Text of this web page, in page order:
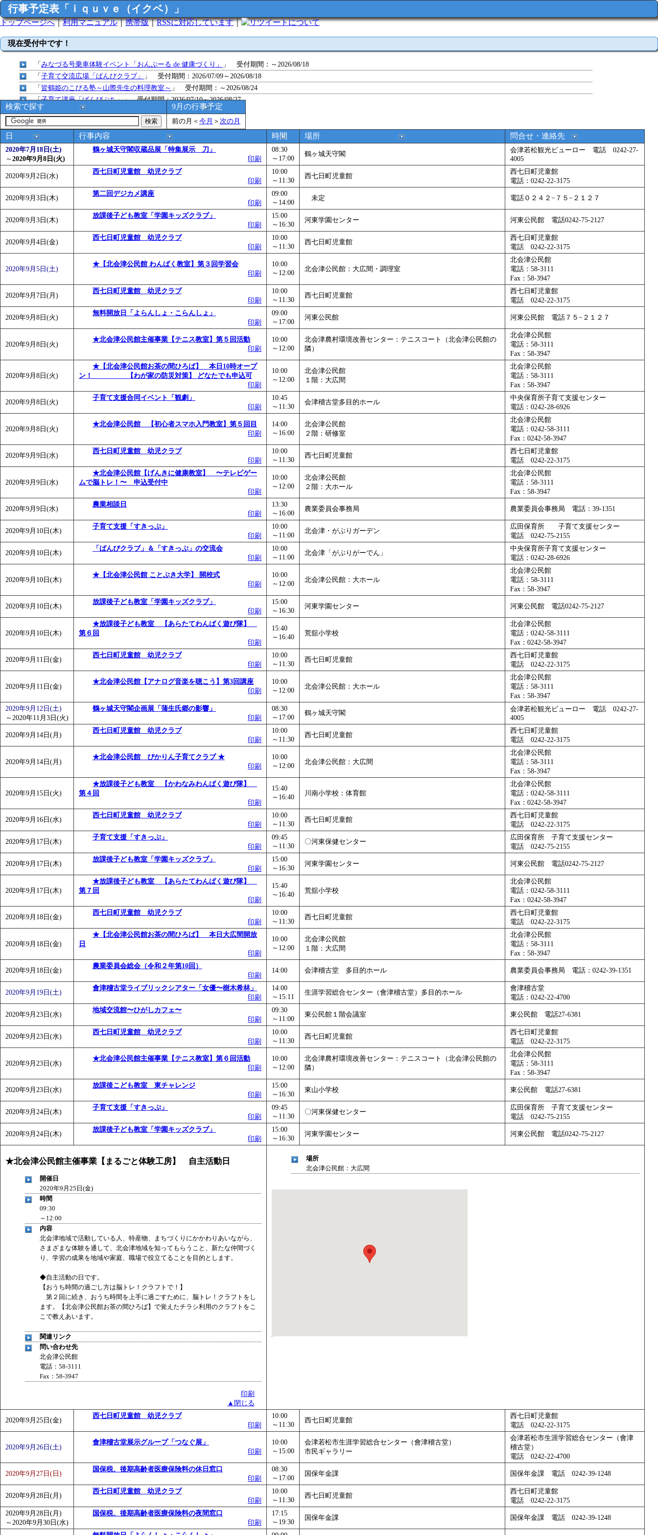
行事予定表「ｉｑｕｖｅ（イクベ）」
トップページへ｜利用マニュアル｜携帯版｜RSSに対応しています｜ について
現在受付中です！
「みなづる号乗車体験イベント「おんぷーる de 健康づくり」
」 受付期間：～2026/08/18
「子育て交流広場「ばんびクラブ」
」 受付期間：2026/07/09～2026/08/18
「皆鶴姫のこびる塾～山際先生の料理教室～ 」 受付期間：～2026/08/24
「子育て講座「ばんびぷち」」 受付期間：2026/07/10～2026/08/27
「 子育て交流広場「ばんびクラブ」
」 受付期間：2026/07/13～2026/08/28
「子育て交流広場「ばんびクラブ」
」 受付期間：2026/08/10～2026/09/01
「
赤ちゃん子育て講座「ばんびぷち」
」 受付期間：2026/08/10～2026/09/07
「赤ちゃん子育て講座「ばんびぷち」」 受付期間：2026/08/10～2026/09/11
「まだまだ暑い！コミプの夏！！第11回 水中レクリエーション 障害物競争でお土産をゲットせよ！」 受付期間：～2026/09/13
皆鶴姫のこびる塾～山際先生の料理教室～」 受付期間：～2026/09/14
「子育て交流広場「ばんびクラブ」
」 受付期間：2026/08/10～2026/09/15
「赤ちゃん交流広場「ばんびぷち」」 受付期間：2026/08/10～2026/09/28
」 受付期間：～2026/09/29
「堂島地区歴史ウオークの参加者を募集します」 受付期間：～2026/09/30
」 受付期間：～2026/11/05
「皆鶴姫のこびる塾～山際先生の料理教室～」 受付期間：～2026/11/30
「みなづる号乗車体験イベント「おんぷーる de 健康づくり」」 受付期間：～2026/12/03
検索で探す 9月の行事予定
前の月 ＜今月 ＞ 次の月
日 行事内容 時間 場所 問合せ・連絡先
2020年7月18日(土)
～2020年9月8日(火)
鶴ヶ城天守閣収蔵品展「特集展示 刀」
印刷
08:30
～17:00
鶴ヶ城天守閣
会津若松観光ビューロー 電話 0242-27-
4005
2020年9月2日(水)
西七日町児童館 幼児クラブ
印刷
10:00
～11:30
西七日町児童館
西七日町児童館
電話：0242-22-3175
2020年9月3日(木)
第二回デジカメ講座
印刷
09:00
～14:00
未定 電話０２４２−７５−２１２７
2020年9月3日(木)
放課後子ども教室「学園キッズクラブ」
印刷
15:00
～16:30
河東学園センター 河東公民館 電話0242-75-2127
2020年9月4日(金)
西七日町児童館 幼児クラブ
印刷
10:00
～11:30
西七日町児童館
西七日町児童館
電話 0242-22-3175
2020年9月5日(土)
★【北会津公民館 わんぱく教室】第３回学習会
印刷
10:00
～12:00
北会津公民館：大広間・調理室
北会津公民館
電話：58-3111
Fax：58-3947
2020年9月7日(月)
西七日町児童館 幼児クラブ
印刷
10:00
～11:30
西七日町児童館
西七日町児童館
電話 0242-22-3175
2020年9月8日(火)
無料開放日「よらんしょ・こらんしょ」
印刷
09:00
～17:00
河東公民館 河東公民館 電話７５−２１２７
2020年9月8日(火)
★北会津公民館主催事業【テニス教室】第５回活動
印刷
10:00
～12:00
北会津農村環境改善センター：テニスコート（北会津公民館の
隣）
北会津公民館
電話：58-3111
Fax：58-3947
2020年9月8日(火)
★【北会津公民館お茶の間ひろば】 本日10時オープ
ン！ 【わが家の防災対策】 どなたでも申込可
印刷
10:00
～12:00
北会津公民館
１階：大広間
北会津公民館
電話：58-3111
Fax：58-3947
2020年9月8日(火)
子育て支援合同イベント「観劇」
印刷
10:45
～11:30
会津稽古堂多目的ホール
中央保育所子育て支援センター
電話：0242-28-6926
2020年9月8日(火)
★北会津公民館 【初心者スマホ入門教室】第５回目
印刷
14:00
～16:00
北会津公民館
２階：研修室
北会津公民館
電話：0242-58-3111
Fax：0242-58-3947
2020年9月9日(水)
西七日町児童館 幼児クラブ
印刷
10:00
～11:30
西七日町児童館
西七日町児童館
電話 0242-22-3175
2020年9月9日(水)
★北会津公民館【げんきに健康教室】 〜テレビゲー
ムで脳トレ！〜 申込受付中
印刷
10:00
～12:00
北会津公民館
２階：大ホール
北会津公民館
電話：58-3111
Fax：58-3947
2020年9月9日(水)
農業相談日
印刷
13:30
～16:00
農業委員会事務局 農業委員会事務局 電話：39-1351
2020年9月10日(木)
子育て支援「すきっぷ」
印刷
10:00
～11:00
北会津・がぶりガーデン
広田保育所 子育て支援センター
電話 0242-75-2155
2020年9月10日(木)
「ばんびクラブ」＆「すきっぷ」の交流会
印刷
10:00
～11:00
北会津「がぶりがーでん」
中央保育所子育て支援センター
電話：0242-28-6926
2020年9月10日(木)
★【北会津公民館 ことぶき大学】 開校式
印刷
10:00
～12:00
北会津公民館：大ホール
北会津公民館
電話：58-3111
Fax：58-3947
2020年9月10日(木)
放課後子ども教室「学園キッズクラブ」
印刷
15:00
～16:30
河東学園センター 河東公民館 電話0242-75-2127
2020年9月10日(木)
★放課後子ども教室 【あらたてわんぱく遊び隊】
第６回
印刷
15:40
～16:40
荒舘小学校
北会津公民館
電話：0242-58-3111
Fax：0242-58-3947
2020年9月11日(金)
西七日町児童館 幼児クラブ
印刷
10:00
～11:30
西七日町児童館
西七日町児童館
電話 0242-22-3175
2020年9月11日(金)
★北会津公民館【アナログ音楽を聴こう】第3回講座
印刷
10:00
～12:00
北会津公民館：大ホール
北会津公民館
電話：58-3111
Fax：58-3947
2020年9月12日(土)
～ 2020年11月3日(火)
鶴ヶ城天守閣企画展「蒲生氏郷の影響」
印刷
08:30
～17:00
鶴ヶ城天守閣
会津若松観光ビューロー 電話 0242-27-
4005
2020年9月14日(月)
西七日町児童館 幼児クラブ
印刷
10:00
～11:30
西七日町児童館
西七日町児童館
電話 0242-22-3175
2020年9月14日(月)
★北会津公民館 ぴかりん子育てクラブ ★
印刷
10:00
～12:00
北会津公民館：大広間
北会津公民館
電話：58-3111
Fax：58-3947
2020年9月15日(火)
★放課後子ども教室 【かわなみわんぱく遊び隊】
第４回
印刷
15:40
～16:40
川南小学校：体育館
北会津公民館
電話：0242-58-3111
Fax：0242-58-3947
2020年9月16日(水)
西七日町児童館 幼児クラブ
印刷
10:00
～11:30
西七日町児童館
西七日町児童館
電話 0242-22-3175
2020年9月17日(木)
子育て支援「すきっぷ」
印刷
09:45
～11:30
〇河東保健センター
広田保育所 子育て支援センター
電話 0242-75-2155
2020年9月17日(木)
放課後子ども教室「学園キッズクラブ」
印刷
15:00
～16:30
河東学園センター 河東公民館 電話0242-75-2127
2020年9月17日(木)
★放課後子ども教室 【あらたてわんぱく遊び隊】
第７回
印刷
15:40
～16:40
荒舘小学校
北会津公民館
電話：0242-58-3111
Fax：0242-58-3947
2020年9月18日(金)
西七日町児童館 幼児クラブ
印刷
10:00
～11:30
西七日町児童館
西七日町児童館
電話 0242-22-3175
2020年9月18日(金)
★【北会津公民館お茶の間ひろば】 本日大広間開放
日
印刷
10:00
～12:00
北会津公民館
１階：大広間
北会津公民館
電話：58-3111
Fax：58-3947
2020年9月18日(金)
農業委員会総会（令和２年第10回）
印刷
14:00 会津稽古堂 多目的ホール 農業委員会事務局 電話：0242-39-1351
2020年9月19日(土)
會津稽古堂ライブリックシアター「女優〜樹木希林」
印刷
14:00
～15:11
生涯学習総合センター（會津稽古堂）多目的ホール
會津稽古堂
電話：0242-22-4700
2020年9月23日(水)
地域交流館〜ひがしカフェ〜
印刷
09:30
～11:00
東公民館１階会議室 東公民館 電話27-6381
2020年9月23日(水)
西七日町児童館 幼児クラブ
印刷
10:00
～11:30
西七日町児童館
西七日町児童館
電話 0242-22-3175
2020年9月23日(水)
★北会津公民館主催事業【テニス教室】第６回活動
印刷
10:00
～12:00
北会津農村環境改善センター：テニスコート（北会津公民館の
隣）
北会津公民館
電話：58-3111
Fax：58-3947
2020年9月23日(水)
放課後こども教室 東チャレンジ
印刷
15:00
～16:30
東山小学校 東公民館 電話27-6381
2020年9月24日(木)
子育て支援「すきっぷ」
印刷
09:45
～11:30
〇河東保健センター
広田保育所 子育て支援センター
電話 0242-75-2155
2020年9月24日(木)
放課後子ども教室「学園キッズクラブ」
印刷
15:00
～16:30
河東学園センター 河東公民館 電話0242-75-2127
★北会津公民館主催事業【まるごと体験工房】 自主活動日
開催日
2020年9月25日(金)
時間
09:30
～12:00
内容
北会津地域で活動している人、特産物、まちづくりにかかわりあいながら、
さまざまな体験を通して、北会津地域を知ってもらうこと、新たな仲間づく
り、学習の成果を地域や家庭、職場で役立てることを目的とします。
◆自主活動の日です。
【おうち時間の過ごし方は脳トレ！クラフトで！】
第２回に続き、おうち時間を上手に過ごすために、脳トレ！クラフトをし
ます。【北会津公民館お茶の間ひろば】で覚えたチラシ利用のクラフトをこ
こで教えあいます。
関連リンク
問い合わせ先
北会津公民館
電話：58-3111
Fax：58-3947
印刷
▲閉じる
場所
北会津公民館：大広間
2020年9月25日(金)
西七日町児童館 幼児クラブ
印刷
10:00
～11:30
西七日町児童館
西七日町児童館
電話 0242-22-3175
2020年9月26日(土)
會津稽古堂展示グループ「つなぐ展」
印刷
10:00
～15:00
会津若松市生涯学習総合センター（會津稽古堂）
市民ギャラリー
会津若松市生涯学習総合センター（會津
稽古堂）
電話 0242-22-4700
2020年9月27日(日)
国保税、後期高齢者医療保険料の休日窓口
印刷
08:30
～17:00
国保年金課 国保年金課 電話 0242-39-1248
2020年9月28日(月)
西七日町児童館 幼児クラブ
印刷
10:00
～11:30
西七日町児童館
西七日町児童館
電話 0242-22-3175
2020年9月28日(月)
～ 2020年9月30日(水)
国保税、後期高齢者医療保険料の夜間窓口
印刷
17:15
～19:30
国保年金課 国保年金課 電話 0242-39-1248